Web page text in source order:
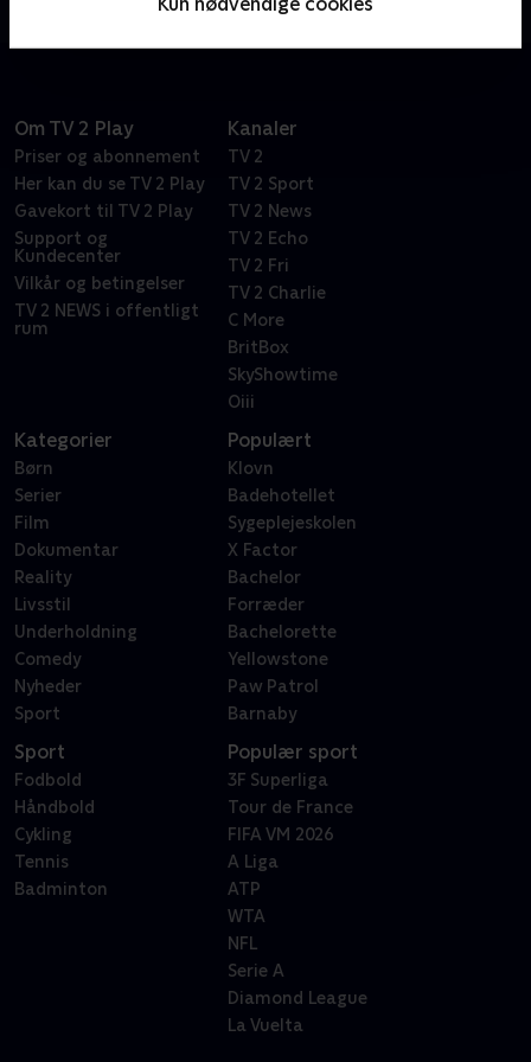
Holby City, hvor liv og død er en del af deres hverdag.
Om TV 2 Play
Priser og abonnement
Her kan du se TV 2 Play
Gavekort til TV 2 Play
Support og
Kundecenter
Vilkår og betingelser
TV 2 NEWS i offentligt
rum
Kanaler
TV 2
TV 2 Sport
TV 2 News
TV 2 Echo
TV 2 Fri
TV 2 Charlie
C More
BritBox
SkyShowtime
Oiii
Kategorier
Børn
Serier
Film
Dokumentar
Reality
Livsstil
Underholdning
Comedy
Nyheder
Sport
Populært
Klovn
Badehotellet
Sygeplejeskolen
X Factor
Bachelor
Forræder
Bachelorette
Yellowstone
Paw Patrol
Barnaby
Sport
Fodbold
Håndbold
Cykling
Tennis
Badminton
Populær sport
3F Superliga
Tour de France
FIFA VM 2026
A Liga
ATP
WTA
NFL
Serie A
Diamond League
La Vuelta